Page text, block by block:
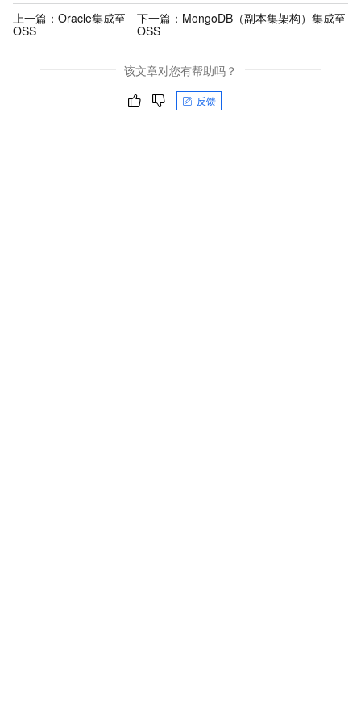
上一篇： Oracle集成至
OSS
下一篇： MongoDB（副本集架构）集成至
OSS
该文章对您有帮助吗？
反馈